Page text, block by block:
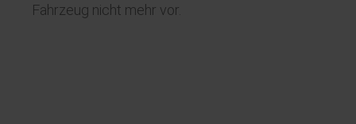
Fahrzeug nicht mehr vor.